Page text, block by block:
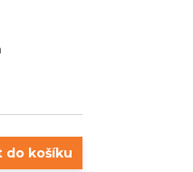
do košíku